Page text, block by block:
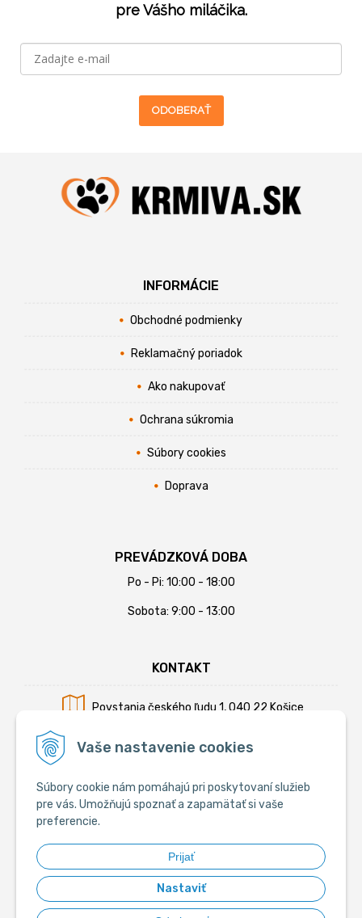
Vaše nastavenie cookies
Súbory cookie nám pomáhajú pri poskytovaní služieb
pre vás. Umožňujú spoznať a zapamätať si vaše
preferencie.
Prijať
Nastaviť
pre Vášho miláčika.
ODOBERAŤ
INFORMÁCIE
Obchodné podmienky
Reklamačný poriadok
Ako nakupovať
Ochrana súkromia
Súbory cookies
Doprava
PREVÁDZKOVÁ DOBA
Po - Pi: 10:00 - 18:00
Sobota: 9:00 - 13:00
KONTAKT
Povstania českého ľudu 1, 040 22 Košice
Mobil:+421 902 794 355
E-mail:info@krmiva.sk